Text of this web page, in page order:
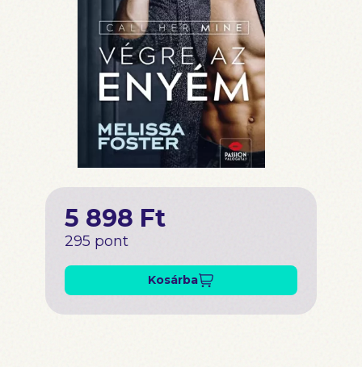
5 898 Ft
295 pont
Kosárba